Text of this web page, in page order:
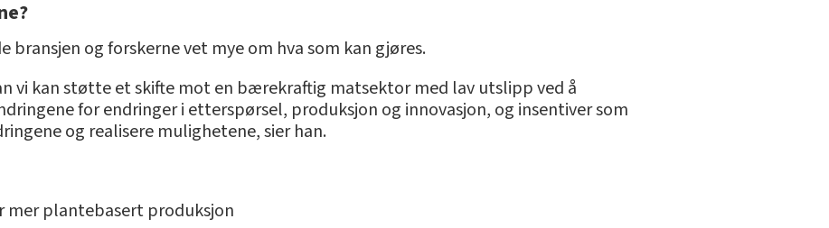
bransjen og forskerne vet mye om hva som kan gjøres.
vi kan støtte et skifte mot en bærekraftig matsektor med lav utslipp ved å
for endringer i etterspørsel, produksjon og innovasjon, og insentiver som
og realisere mulighetene, sier han.
mer plantebasert produksjon